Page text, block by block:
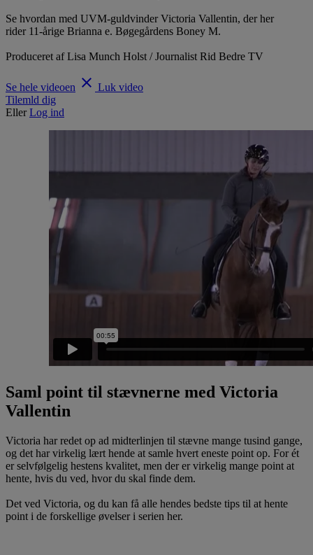
Se hvordan med UVM-guldvinder Victoria Vallentin, der her
rider 11-årige Brianna e. Bøgegårdens Boney M.
Produceret af Lisa Munch Holst / Journalist Rid Bedre TV
Se hele videoen clear Luk video
Tilemld dig
EllerLog ind
Saml point til stævnerne med Victoria
Vallentin
Victoria har redet op ad midterlinjen til stævne mange tusind gange,
og det har virkelig lært hende at samle hvert eneste point op. For ét
er selvfølgelig hestens kvalitet, men der er virkelig mange point at
hente, hvis du ved, hvor du skal finde dem.
Det ved Victoria, og du kan få alle hendes bedste tips til at hente
point i de forskellige øvelser i serien her.